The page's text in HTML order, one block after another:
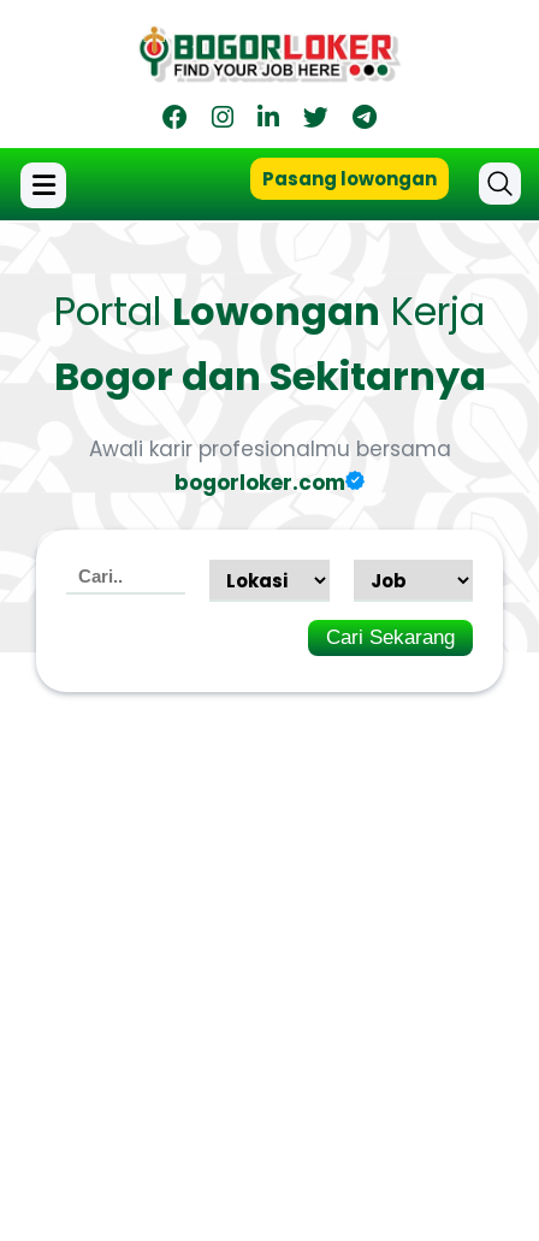
Pasang lowongan
Portal Lowongan Kerja
Bogor dan Sekitarnya
Awali karir profesionalmu bersama
bogorloker.com
Cari Sekarang